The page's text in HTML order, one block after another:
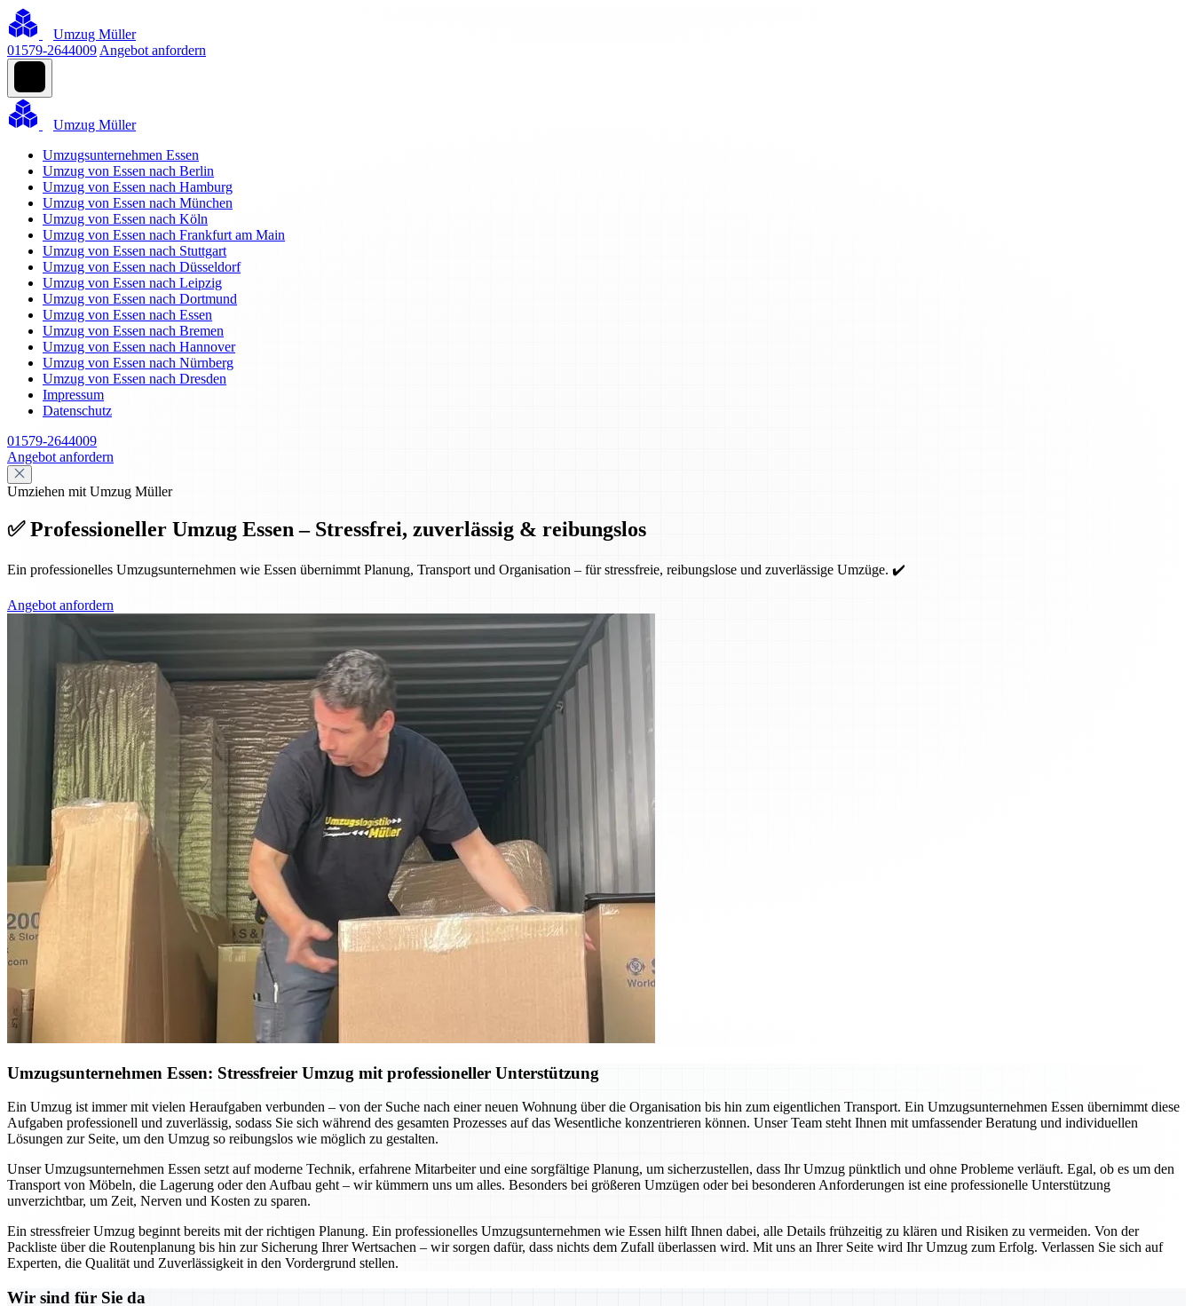
Umzug Müller
01579-2644009 Angebot anfordern
Umzug Müller
Umzugsunternehmen Essen
Umzug von Essen nach Berlin
Umzug von Essen nach Hamburg
Umzug von Essen nach München
Umzug von Essen nach Köln
Umzug von Essen nach Frankfurt am Main
Umzug von Essen nach Stuttgart
Umzug von Essen nach Düsseldorf
Umzug von Essen nach Leipzig
Umzug von Essen nach Dortmund
Umzug von Essen nach Essen
Umzug von Essen nach Bremen
Umzug von Essen nach Hannover
Umzug von Essen nach Nürnberg
Umzug von Essen nach Dresden
Impressum
Datenschutz
01579-2644009
Angebot anfordern
Umziehen mit Umzug Müller
✅ Professioneller Umzug Essen – Stressfrei, zuverlässig & reibungslos
Ein professionelles Umzugsunternehmen wie Essen übernimmt Planung, Transport und Organisation – für stressfreie, reibungslose und zuverlässige Umzüge. ✔️
Angebot anfordern
Umzugsunternehmen Essen: Stressfreier Umzug mit professioneller Unterstützung
Ein Umzug ist immer mit vielen Heraufgaben verbunden – von der Suche nach einer neuen Wohnung über die Organisation bis hin zum eigentlichen Transport. Ein Umzugsunternehmen Essen übernimmt diese
Aufgaben professionell und zuverlässig, sodass Sie sich während des gesamten Prozesses auf das Wesentliche konzentrieren können. Unser Team steht Ihnen mit umfassender Beratung und individuellen
Lösungen zur Seite, um den Umzug so reibungslos wie möglich zu gestalten.
Unser Umzugsunternehmen Essen setzt auf moderne Technik, erfahrene Mitarbeiter und eine sorgfältige Planung, um sicherzustellen, dass Ihr Umzug pünktlich und ohne Probleme verläuft. Egal, ob es um den
Transport von Möbeln, die Lagerung oder den Aufbau geht – wir kümmern uns um alles. Besonders bei größeren Umzügen oder bei besonderen Anforderungen ist eine professionelle Unterstützung
unverzichtbar, um Zeit, Nerven und Kosten zu sparen.
Ein stressfreier Umzug beginnt bereits mit der richtigen Planung. Ein professionelles Umzugsunternehmen wie Essen hilft Ihnen dabei, alle Details frühzeitig zu klären und Risiken zu vermeiden. Von der
Packliste über die Routenplanung bis hin zur Sicherung Ihrer Wertsachen – wir sorgen dafür, dass nichts dem Zufall überlassen wird. Mit uns an Ihrer Seite wird Ihr Umzug zum Erfolg. Verlassen Sie sich auf
Experten, die Qualität und Zuverlässigkeit in den Vordergrund stellen.
Wir sind für Sie da